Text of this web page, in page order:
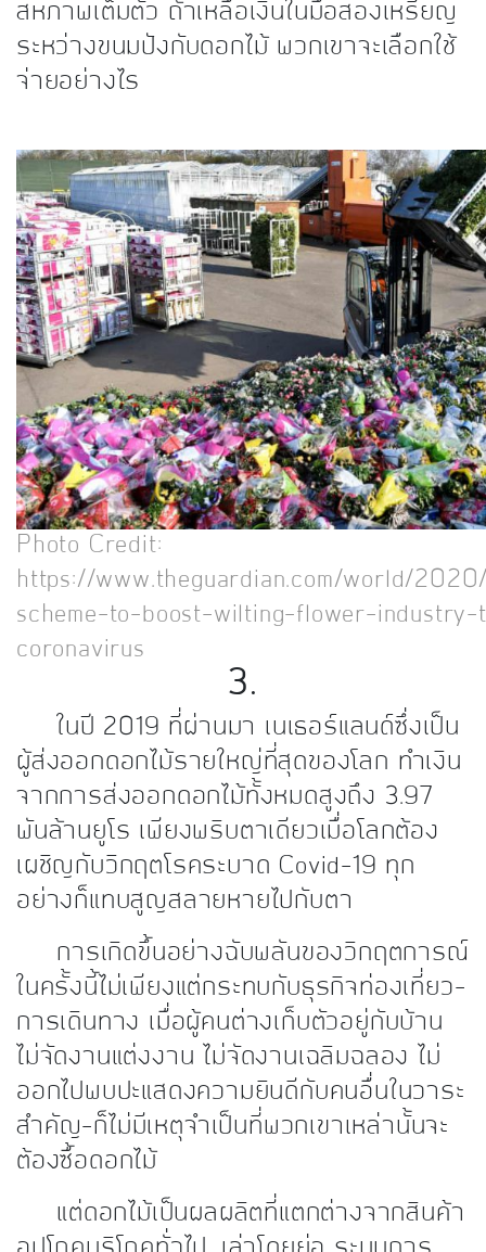
สหภาพเต็มตัว ถ้าเหลือเงินในมือสองเหรียญ
ระหว่างขนมปังกับดอกไม้ พวกเขาจะเลือกใช้
จ่ายอย่างไร
Photo Credit:
https://www.theguardian.com/world/
scheme-to-boost-wilting-flower-
coronavirus
3.
ในปี 2019 ที่ผ่านมา เนเธอร์แลนด์ซึ่งเป็น
ผู้ส่งออกดอกไม้รายใหญ่ที่สุดของโลก ทำเงิน
จากการส่งออกดอกไม้ทั้งหมดสูงถึง 3.97
พันล้านยูโร เพียงพริบตาเดียวเมื่อโลกต้อง
เผชิญกับวิกฤตโรคระบาด Covid-19 ทุก
อย่างก็แทบสูญสลายหายไปกับตา
การเกิดขึ้นอย่างฉับพลันของวิกฤตการณ์
ในครั้งนี้ไม่เพียงแต่กระทบกับธุรกิจท่องเที่ยว-
การเดินทาง เมื่อผู้คนต่างเก็บตัวอยู่กับบ้าน
ไม่จัดงานแต่งงาน ไม่จัดงานเฉลิมฉลอง ไม่
ออกไปพบปะแสดงความยินดีกับคนอื่นในวาระ
สำคัญ-ก็ไม่มีเหตุจำเป็นที่พวกเขาเหล่านั้นจะ
ต้องซื้อดอกไม้
แต่ดอกไม้เป็นผลผลิตที่แตกต่างจากสินค้า